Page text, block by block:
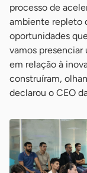
processo de
ambiente repleto
oportunidades
vamos
em relação à
construíram,
declarou o CEO